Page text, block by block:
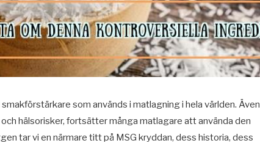
som används i matlagning i hela världen. Även
hälsorisker, fortsätter många matlagare att använda den
tar vi en närmare titt på MSG kryddan, dess historia, dess